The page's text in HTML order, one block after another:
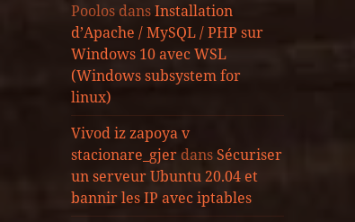
Poolos dansInstallation
d’Apache / MySQL / PHP sur
Windows 10 avec WSL
(Windows subsystem for
linux)
Vivod iz zapoya v
stacionare_gjer dansSécuriser
un serveur Ubuntu 20.04 et
bannir les IP avec iptables